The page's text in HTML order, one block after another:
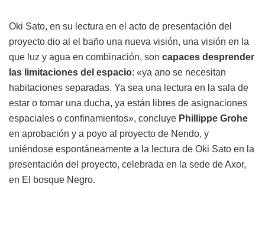
Oki Sato, en su lectura en el acto de presentación del
proyecto dio al el baño una nueva visión, una visión en la
que luz y agua en combinación, son capaces desprender
las limitaciones del espacio: «ya ano se necesitan
habitaciones separadas. Ya sea una lectura en la sala de
estar o tomar una ducha, ya están libres de asignaciones
espaciales o confinamientos», concluye Phillippe Grohe
en aprobación y a poyo al proyecto de Nendo, y
uniéndose espontáneamente a la lectura de Oki Sato en la
presentación del proyecto, celebrada en la sede de Axor,
en El bosque Negro.